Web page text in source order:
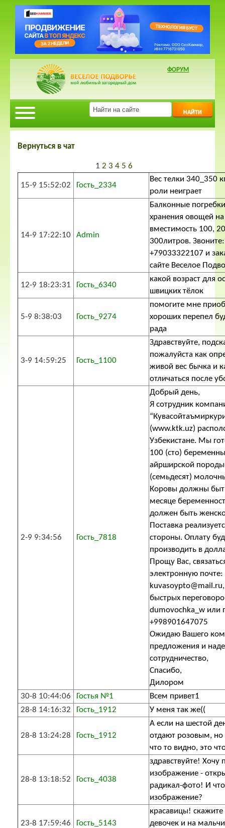
ФОРУМ
НАЙТИ
Вернуться в чат
1 2 3 4 5 6
15-9 15:52:02 Гость_2334
Вес телки 340_350
роли неиграет
14-9 17:22:10 Admin
Балконные
хранения овощей
вместимость 100,
300литров. Звоните:
+79033322107 и
сайте Веселое
12-9 18:23:31 Гость_6340
какой возраст для
швицких тёлок
5-9 8:38:03 Гость_9274
помогите мне
хороших перепел
рада
3-9 14:59:25 Гость_1100
Здравствуйте,
пожалуйста как
живой вес бычка и
отличаться после
2-9 9:34:56 Гость_7818
Добрый день,
Я сотрудник
(www.ktk.uz)
Узбекистане. Мы
100 (сто)
айрширской
(семьдесят)
Коровы должны
месяце
должен быть
Поставка
стороны. Оплату
производить в
Прощу Вас,
электронную почте:
быстрых
dumovochka_w или
+998901647075
Ожидаю Вашего
предложения и
сотрудничество,
Спасибо,
Дилором
30-8 10:44:06
Гостья №1
Всем привет1
28-8 14:16:32
Гость_1912 У меня так же((
28-8 13:24:28 Гость_1912
А если на шестой
отдают розовым, но
что то видно, это
28-8 13:18:52 Гость_4038
здравствуйте! Хочу
изображение -
радикал-фото! И
изображение?
23-8 17:59:46 Гость_5143
красавицы! скажите
девочек и на